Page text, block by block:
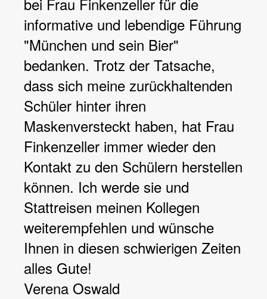
informative und lebendige Führung
"München und sein Bier"
bedanken. Trotz der Tatsache,
dass sich meine zurückhaltenden
Schüler hinter ihren
Maskenversteckt haben, hat Frau
Finkenzeller immer wieder den
Kontakt zu den Schülern herstellen
können. Ich werde sie und
Stattreisen meinen Kollegen
weiterempfehlen und wünsche
Ihnen in diesen schwierigen Zeiten
alles Gute!
Verena Oswald